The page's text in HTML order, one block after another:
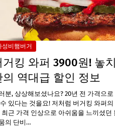
성비햄버거
거킹 와퍼 3900원! 놓
의 역대급 할인 정보
분, 상상해보셨나요? 20년 전 가격으
있다는 것을요! 저처럼 버거킹 와퍼
최근 가격 인상으로 아쉬움을 느끼셨던
의 단비…